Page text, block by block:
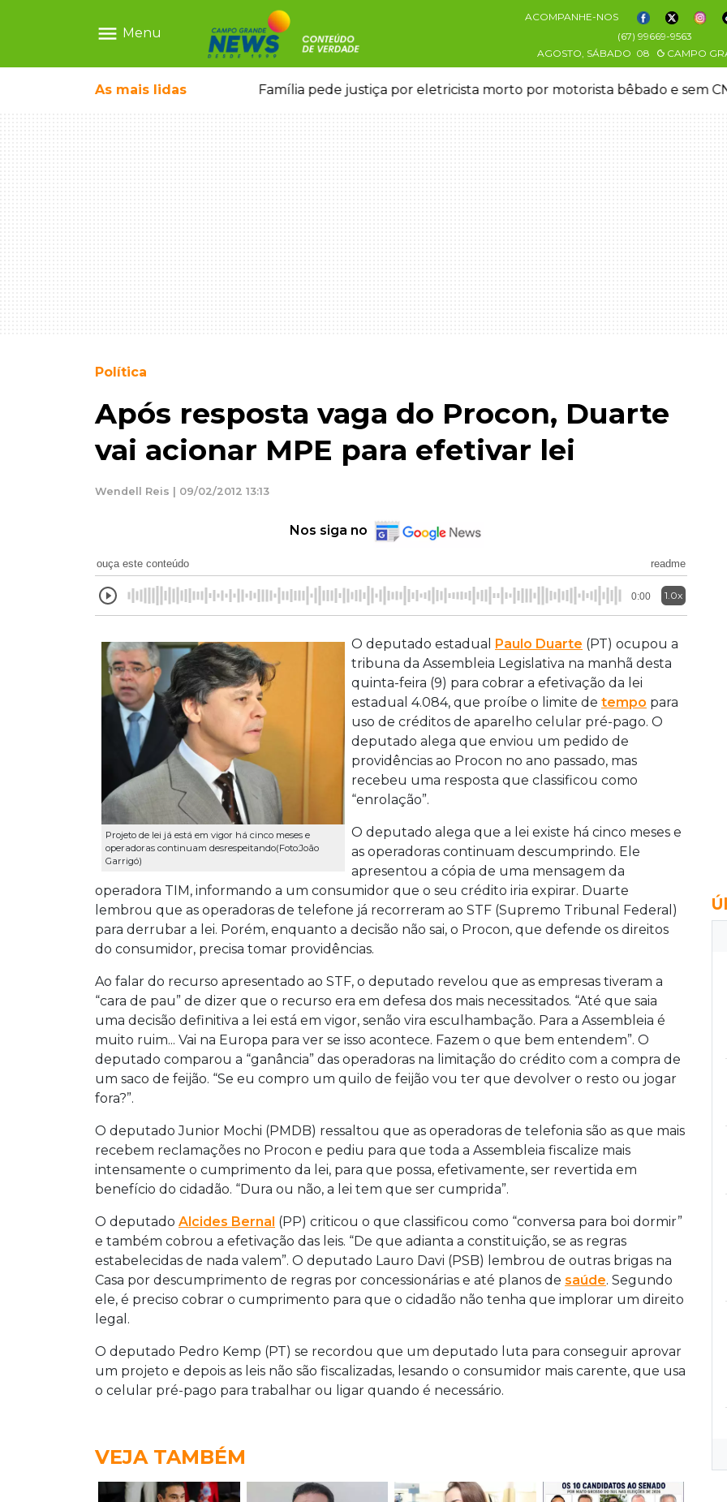
menu Menu
ACOMPANHE-NOS
(67) 99669-9563
AGOSTO, SÁBADO 08 CAMPO
As mais lidas
e morre a caminho do hospital Família pede justiça por eletricista morto por motorista bêbado e sem
Política
Após resposta vaga do Procon, Duarte
vai acionar MPE para efetivar lei
Wendell Reis | 09/02/2012 13:13
Nos siga no
ouça este conteúdo readme
0:00 1.0x
Projeto de lei já está em vigor há cinco meses e
operadoras continuam desrespeitando(Foto:João
Garrigó)
O deputado estadual Paulo Duarte (PT) ocupou a
tribuna da Assembleia Legislativa na manhã desta
quinta-feira (9) para cobrar a efetivação da lei
estadual 4.084, que proíbe o limite de tempo para
uso de créditos de aparelho celular pré-pago. O
deputado alega que enviou um pedido de
providências ao Procon no ano passado, mas
recebeu uma resposta que classificou como
“enrolação”.
O deputado alega que a lei existe há cinco meses e
as operadoras continuam descumprindo. Ele
apresentou a cópia de uma mensagem da
operadora TIM, informando a um consumidor que o seu crédito iria expirar. Duarte
lembrou que as operadoras de telefone já recorreram ao STF (Supremo Tribunal Federal)
para derrubar a lei. Porém, enquanto a decisão não sai, o Procon, que defende os direitos
do consumidor, precisa tomar providências.
Ao falar do recurso apresentado ao STF, o deputado revelou que as empresas tiveram a
“cara de pau” de dizer que o recurso era em defesa dos mais necessitados. “Até que saia
uma decisão definitiva a lei está em vigor, senão vira esculhambação. Para a Assembleia é
muito ruim... Vai na Europa para ver se isso acontece. Fazem o que bem entendem”. O
deputado comparou a “ganância” das operadoras na limitação do crédito com a compra de
um saco de feijão. “Se eu compro um quilo de feijão vou ter que devolver o resto ou jogar
fora?”.
O deputado Junior Mochi (PMDB) ressaltou que as operadoras de telefonia são as que mais
recebem reclamações no Procon e pediu para que toda a Assembleia fiscalize mais
intensamente o cumprimento da lei, para que possa, efetivamente, ser revertida em
benefício do cidadão. “Dura ou não, a lei tem que ser cumprida”.
O deputado Alcides Bernal (PP) criticou o que classificou como “conversa para boi dormir”
e também cobrou a efetivação das leis. “De que adianta a constituição, se as regras
estabelecidas de nada valem”. O deputado Lauro Davi (PSB) lembrou de outras brigas na
Casa por descumprimento de regras por concessionárias e até planos de saúde. Segundo
ele, é preciso cobrar o cumprimento para que o cidadão não tenha que implorar um direito
legal.
O deputado Pedro Kemp (PT) se recordou que um deputado luta para conseguir aprovar
um projeto e depois as leis não são fiscalizadas, lesando o consumidor mais carente, que usa
o celular pré-pago para trabalhar ou ligar quando é necessário.
VEJA TAMBÉM